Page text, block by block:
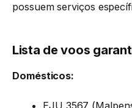
possuem serviços
Lista de voos
Domésticos:
EJU 3567